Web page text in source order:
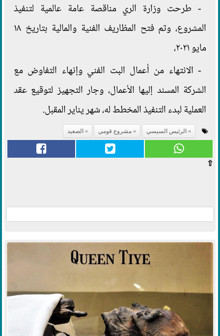
- طرحت وزارة الري مناقصة عامة عالمية لتنفيذ
المشروع، وتم فتح المظاريف الفنية والمالية بتاريخ ١٨
مايو ٢٠٢١،
- الانتهاء من أعمال البت الفني وإنهاء التفاوض مع
الشركة المسند إليها الأعمال، وجار التجهيز لتوقيع عقد
العملية لبدء التنفيذ المخطط له، شهر يناير المقبل.
الرئيس السيسي مشروع قومي الصعيد
⇧